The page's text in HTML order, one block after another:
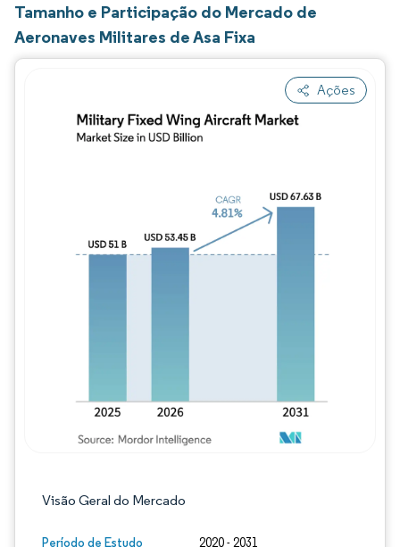
Tamanho e Participação do Mercado de
Aeronaves Militares de Asa Fixa
Ações
Visão Geral do Mercado
Período de Estudo 2020 - 2031